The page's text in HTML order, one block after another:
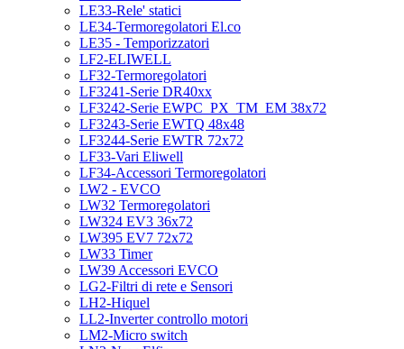
LE33-Rele' statici
LE34-Termoregolatori El.co
LE35 - Temporizzatori
LF2-ELIWELL
LF32-Termoregolatori
LF3241-Serie DR40xx
LF3242-Serie EWPC_PX_TM_EM 38x72
LF3243-Serie EWTQ 48x48
LF3244-Serie EWTR 72x72
LF33-Vari Eliwell
LF34-Accessori Termoregolatori
LW2 - EVCO
LW32 Termoregolatori
LW324 EV3 36x72
LW395 EV7 72x72
LW33 Timer
LW39 Accessori EVCO
LG2-Filtri di rete e Sensori
LH2-Hiquel
LL2-Inverter controllo motori
LM2-Micro switch